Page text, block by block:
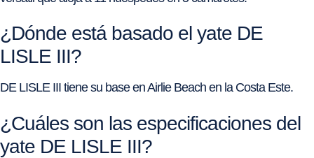
¿Dónde está basado el yate DE
LISLE III?
DE LISLE III tiene su base en Airlie Beach en la Costa Este.
¿Cuáles son las especificaciones del
yate DE LISLE III?